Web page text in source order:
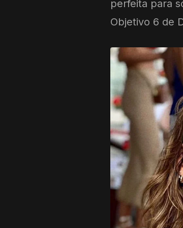
perfeita para
Objetivo 6 de